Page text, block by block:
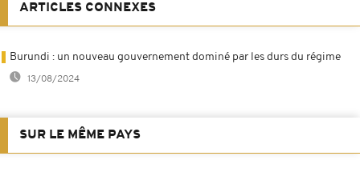
ARTICLES CONNEXES
Burundi : un nouveau gouvernement dominé par les durs du régime
13/08/2024
SUR LE MÊME PAYS